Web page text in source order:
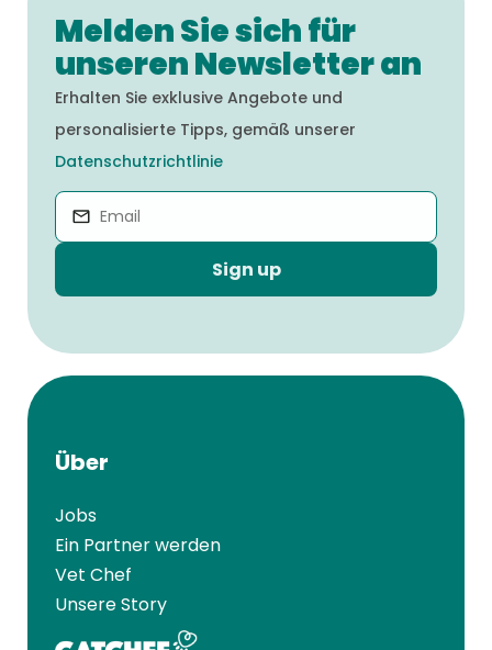
Melden Sie sich für
unseren Newsletter an
Erhalten Sie exklusive Angebote und
personalisierte Tipps, gemäß unserer
Datenschutzrichtlinie
Sign up
Über
Jobs
Ein Partner werden
Vet Chef
Unsere Story